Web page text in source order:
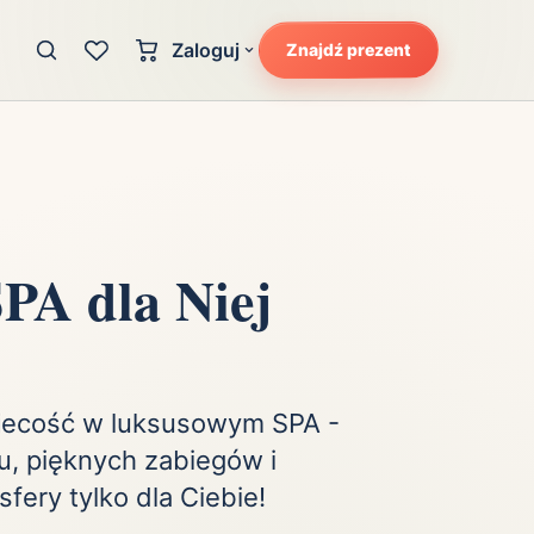
Lans i błysk reflektorów
Zaloguj Znajdź prezent
dla Niej
w luksusowym SPA -
pięknych zabiegów i
tylko dla Ciebie!